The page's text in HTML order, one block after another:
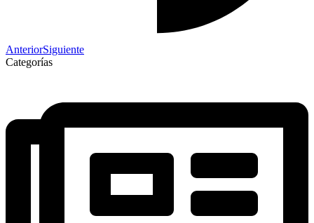
AnteriorSiguiente
Categorías